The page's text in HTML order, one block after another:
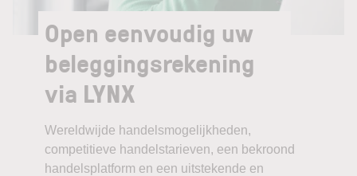
Open eenvoudig uw
beleggingsrekening
via LYNX
Wereldwijde handelsmogelijkheden,
competitieve handelstarieven, een bekroond
handelsplatform en een uitstekende en